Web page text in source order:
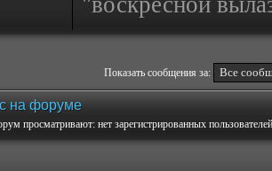
Показать сообщения за:
на форуме
просматривают: нет зарегистрированных